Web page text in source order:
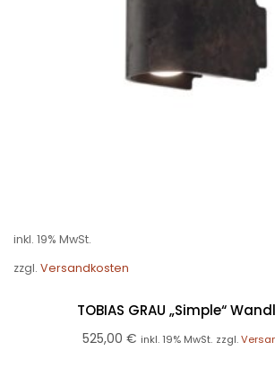
inkl. 19% MwSt.
zzgl. Versandkosten
TOBIAS GRAU „Simple“
525,00 € inkl. 19% MwSt. zzgl.